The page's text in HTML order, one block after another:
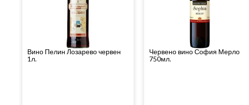
Вино Пелин Лозарево червен
1л.
Червено вино София Мерло
750мл.